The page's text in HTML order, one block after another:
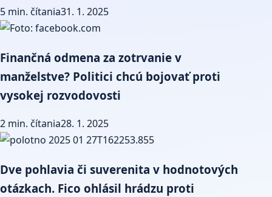
5 min. čítania31. 1. 2025
Finančná odmena za zotrvanie v
manželstve? Politici chcú bojovať proti
vysokej rozvodovosti
2 min. čítania28. 1. 2025
Dve pohlavia či suverenita v hodnotových
otázkach. Fico ohlásil hrádzu proti